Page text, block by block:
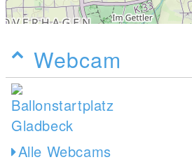
Webcam
Alle Webcams